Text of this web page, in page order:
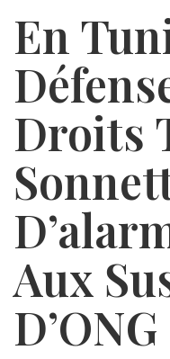
En
Droits
Aux
D’ONG